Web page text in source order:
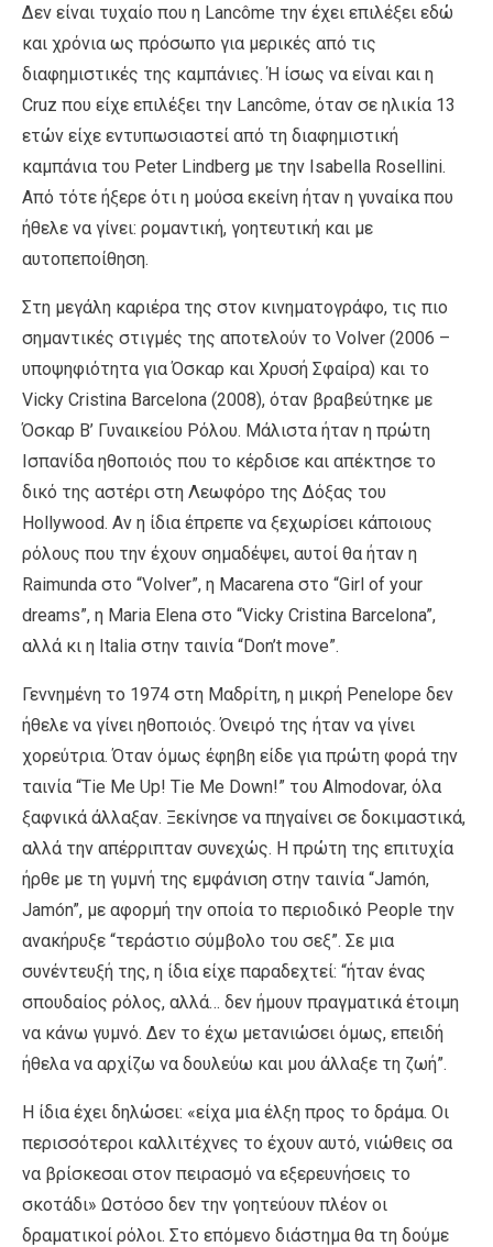
Δεν είναι τυχαίο που η Lancôme την έχει επιλέξει εδώ
και χρόνια ως πρόσωπο για μερικές από τις
διαφημιστικές της καμπάνιες. Ή ίσως να είναι και η
Cruz που είχε επιλέξει την Lancôme, όταν σε ηλικία 13
ετών είχε εντυπωσιαστεί από τη διαφημιστική
καμπάνια του Peter Lindberg με την Isabella Rosellini.
Από τότε ήξερε ότι η μούσα εκείνη ήταν η γυναίκα που
ήθελε να γίνει: ρομαντική, γοητευτική και με
αυτοπεποίθηση.
Στη μεγάλη καριέρα της στον κινηματογράφο, τις πιο
σημαντικές στιγμές της αποτελούν το Volver (2006 –
υποψηφιότητα για Όσκαρ και Χρυσή Σφαίρα) και το
Vicky Cristina Barcelona (2008), όταν βραβεύτηκε με
Όσκαρ B’ Γυναικείου Ρόλου. Μάλιστα ήταν η πρώτη
Ισπανίδα ηθοποιός που το κέρδισε και απέκτησε το
δικό της αστέρι στη Λεωφόρο της Δόξας του
Hollywood. Αν η ίδια έπρεπε να ξεχωρίσει κάποιους
ρόλους που την έχουν σημαδέψει, αυτοί θα ήταν η
Raimunda στο “Volver”, η Macarena στο “Girl of your
dreams”, η Maria Elena στο “Vicky Cristina Barcelona”,
αλλά κι η Italia στην ταινία “Don’t move”.
Γεννημένη το 1974 στη Μαδρίτη, η μικρή Penelope δεν
ήθελε να γίνει ηθοποιός. Όνειρό της ήταν να γίνει
χορεύτρια. Όταν όμως έφηβη είδε για πρώτη φορά την
ταινία “Tie Me Up! Tie Me Down!” του Almodovar, όλα
ξαφνικά άλλαξαν. Ξεκίνησε να πηγαίνει σε δοκιμαστικά,
αλλά την απέρριπταν συνεχώς. Η πρώτη της επιτυχία
ήρθε με τη γυμνή της εμφάνιση στην ταινία “Jamón,
Jamón”, με αφορμή την οποία το περιοδικό People την
ανακήρυξε “τεράστιο σύμβολο του σεξ”. Σε μια
συνέντευξή της, η ίδια είχε παραδεχτεί: “ήταν ένας
σπουδαίος ρόλος, αλλά… δεν ήμουν πραγματικά έτοιμη
να κάνω γυμνό. Δεν το έχω μετανιώσει όμως, επειδή
ήθελα να αρχίζω να δουλεύω και μου άλλαξε τη ζωή”.
Η ίδια έχει δηλώσει: «είχα μια έλξη προς το δράμα. Οι
περισσότεροι καλλιτέχνες το έχουν αυτό, νιώθεις σα
να βρίσκεσαι στον πειρασμό να εξερευνήσεις το
σκοτάδι» Ωστόσο δεν την γοητεύουν πλέον οι
δραματικοί ρόλοι. Στο επόμενο διάστημα θα τη δούμε